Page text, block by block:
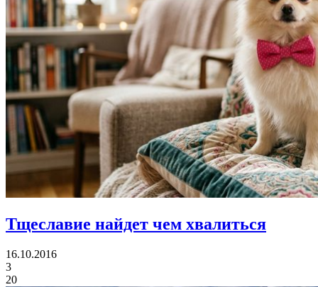
Тщеславие найдет чем хвалиться
16.10.2016
3
20